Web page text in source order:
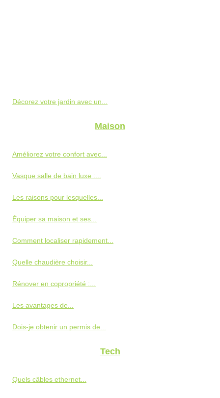
Décorez votre jardin avec un...
Maison
Améliorez votre confort avec...
Vasque salle de bain luxe :...
Les raisons pour lesquelles...
Équiper sa maison et ses...
Comment localiser rapidement...
Quelle chaudière choisir...
Rénover en copropriété :...
Les avantages de...
Dois-je obtenir un permis de...
Tech
Quels câbles ethernet...